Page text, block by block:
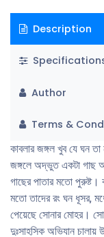
Description
Author
Terms &
কাবলার জঙ্গল খুব যে ঘন
জঙ্গলে অদ্ভুত একটা গাছ
গাছের পাতার মতো পুরুষ্ট।
মতো তাদের রং ঘন ধূসর,
পেয়েছে সোনার মোহর।
দুঃসাহসিক অভিযান চালায়